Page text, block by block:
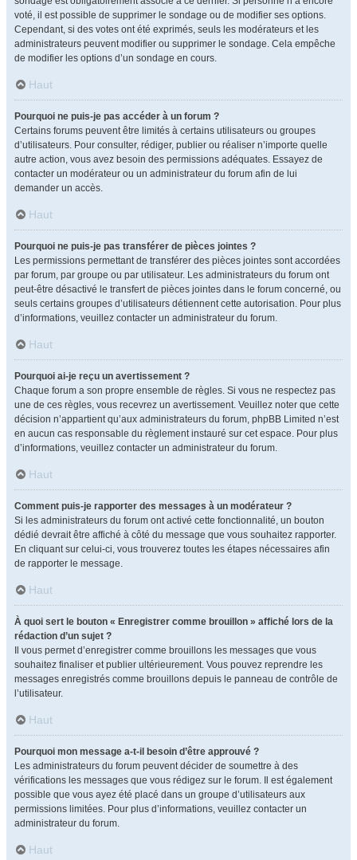
voté, il est possible de supprimer le sondage ou de modifier ses options.
Cependant, si des votes ont été exprimés, seuls les modérateurs et les
administrateurs peuvent modifier ou supprimer le sondage. Cela empêche
de modifier les options d’un sondage en cours.
Haut
Pourquoi ne puis-je pas accéder à un forum ?
Certains forums peuvent être limités à certains utilisateurs ou groupes
d’utilisateurs. Pour consulter, rédiger, publier ou réaliser n’importe quelle
autre action, vous avez besoin des permissions adéquates. Essayez de
contacter un modérateur ou un administrateur du forum afin de lui
demander un accès.
Haut
Pourquoi ne puis-je pas transférer de pièces jointes ?
Les permissions permettant de transférer des pièces jointes sont accordées
par forum, par groupe ou par utilisateur. Les administrateurs du forum ont
peut-être désactivé le transfert de pièces jointes dans le forum concerné, ou
seuls certains groupes d’utilisateurs détiennent cette autorisation. Pour plus
d’informations, veuillez contacter un administrateur du forum.
Haut
Pourquoi ai-je reçu un avertissement ?
Chaque forum a son propre ensemble de règles. Si vous ne respectez pas
une de ces règles, vous recevrez un avertissement. Veuillez noter que cette
décision n’appartient qu’aux administrateurs du forum, phpBB Limited n’est
en aucun cas responsable du règlement instauré sur cet espace. Pour plus
d’informations, veuillez contacter un administrateur du forum.
Haut
Comment puis-je rapporter des messages à un modérateur ?
Si les administrateurs du forum ont activé cette fonctionnalité, un bouton
dédié devrait être affiché à côté du message que vous souhaitez rapporter.
En cliquant sur celui-ci, vous trouverez toutes les étapes nécessaires afin
de rapporter le message.
Haut
À quoi sert le bouton « Enregistrer comme brouillon » affiché lors de la
rédaction d’un sujet ?
Il vous permet d’enregistrer comme brouillons les messages que vous
souhaitez finaliser et publier ultérieurement. Vous pouvez reprendre les
messages enregistrés comme brouillons depuis le panneau de contrôle de
l’utilisateur.
Haut
Pourquoi mon message a-t-il besoin d’être approuvé ?
Les administrateurs du forum peuvent décider de soumettre à des
vérifications les messages que vous rédigez sur le forum. Il est également
possible que vous ayez été placé dans un groupe d’utilisateurs aux
permissions limitées. Pour plus d’informations, veuillez contacter un
administrateur du forum.
Haut